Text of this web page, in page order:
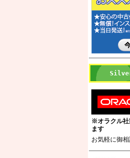
Silver
※オラクル社
ます
お気軽に御相